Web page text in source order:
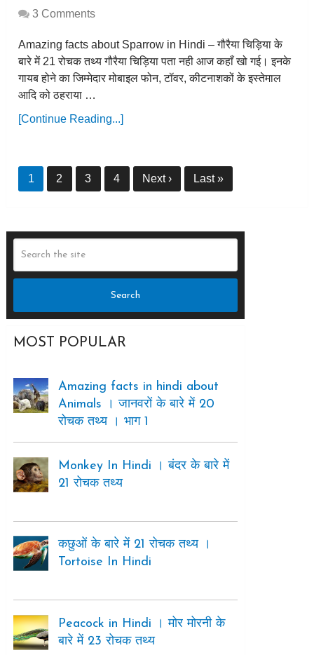
3 Comments
Amazing facts about Sparrow in Hindi – गौरैया चिड़िया के
बारे में 21 रोचक तथ्य गौरैया चिड़िया पता नही आज कहाँ खो गई। इनके
गायब होने का जिम्मेदार मोबाइल फोन, टॉवर, कीटनाशकों के इस्तेमाल
आदि को ठहराया …
[Continue Reading...]
1 2 3 4 Next › Last »
MOST POPULAR
Amazing facts in hindi about
Animals । जानवरों के बारे में 20
रोचक तथ्य । भाग 1
Monkey In Hindi । बंदर के बारे में
21 रोचक तथ्य
कछुओं के बारे में 21 रोचक तथ्य ।
Tortoise In Hindi
Peacock in Hindi । मोर मोरनी के
बारे में 23 रोचक तथ्य